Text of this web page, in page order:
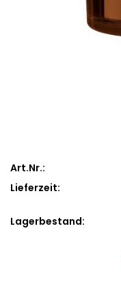
Art.Nr.:
Lieferzeit:
Lagerbestand: